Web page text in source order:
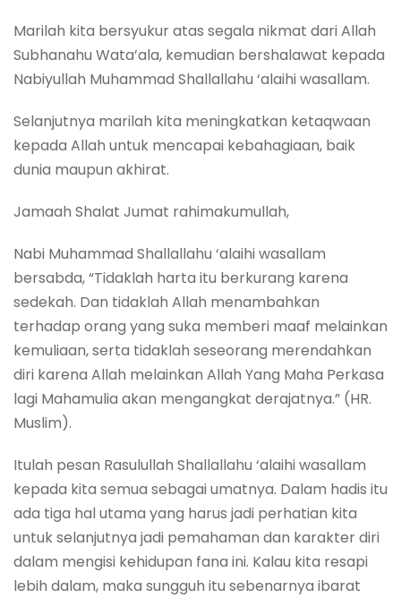
Marilah kita bersyukur atas segala nikmat dari Allah
Subhanahu Wata’ala, kemudian bershalawat kepada
Nabiyullah Muhammad Shallallahu ‘alaihi wasallam.
Selanjutnya marilah kita meningkatkan ketaqwaan
kepada Allah untuk mencapai kebahagiaan, baik
dunia maupun akhirat.
Jamaah Shalat Jumat rahimakumullah,
Nabi Muhammad Shallallahu ‘alaihi wasallam
bersabda, “Tidaklah harta itu berkurang karena
sedekah. Dan tidaklah Allah menambahkan
terhadap orang yang suka memberi maaf melainkan
kemuliaan, serta tidaklah seseorang merendahkan
diri karena Allah melainkan Allah Yang Maha Perkasa
lagi Mahamulia akan mengangkat derajatnya.” (HR.
Muslim).
Itulah pesan Rasulullah Shallallahu ‘alaihi wasallam
kepada kita semua sebagai umatnya. Dalam hadis itu
ada tiga hal utama yang harus jadi perhatian kita
untuk selanjutnya jadi pemahaman dan karakter diri
dalam mengisi kehidupan fana ini. Kalau kita resapi
lebih dalam, maka sungguh itu sebenarnya ibarat